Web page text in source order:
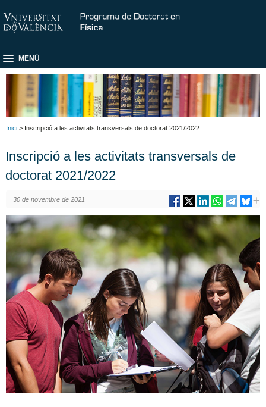
MENÚ
Inici > Inscripció a les activitats transversals de doctorat 2021/2022
Inscripció a les activitats transversals de
doctorat 2021/2022
30 de novembre de 2021